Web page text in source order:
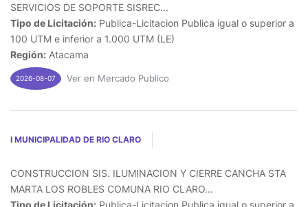
SERVICIOS DE SOPORTE SISREC...
Tipo de Licitación: Publica-Licitacion Publica igual o superior a
100 UTM e inferior a 1.000 UTM (LE)
Región: Atacama
2026-08-07 Ver en Mercado Publico
I MUNICIPALIDAD DE RIO CLARO
CONSTRUCCION SIS. ILUMINACION Y CIERRE CANCHA STA
MARTA LOS ROBLES COMUNA RIO CLARO...
Tipo de Licitación: Publica-Licitacion Publica igual o superior a